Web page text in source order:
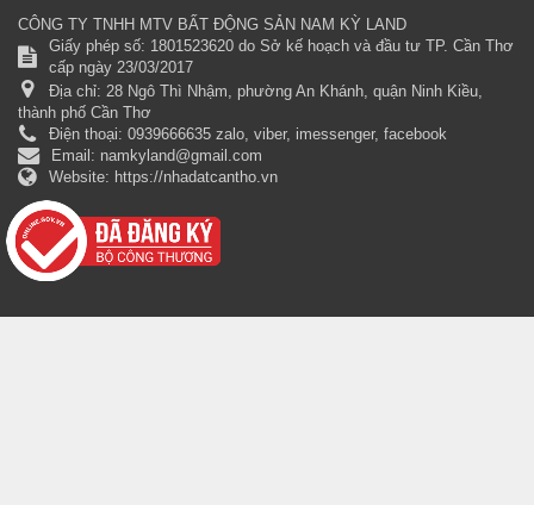
CÔNG TY TNHH MTV BẤT ĐỘNG SẢN NAM KỲ LAND
Giấy phép số: 1801523620 do Sở kế hoạch và đầu tư TP. Cần Thơ
cấp ngày 23/03/2017
Địa chỉ: 28 Ngô Thì Nhậm, phường An Khánh, quận Ninh Kiều,
thành phố Cần Thơ
Điện thoại: 0939666635 zalo, viber, imessenger, facebook
Email: namkyland@gmail.com
Website: https://nhadatcantho.vn